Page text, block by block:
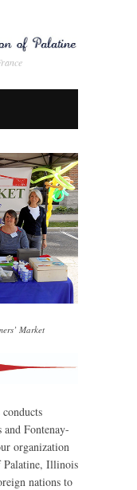
Market
Fontenay-
orga­ni­za­tion
Palatine, Illinois
nations to